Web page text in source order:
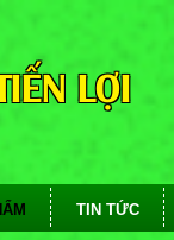
LỢI
TIN TỨC